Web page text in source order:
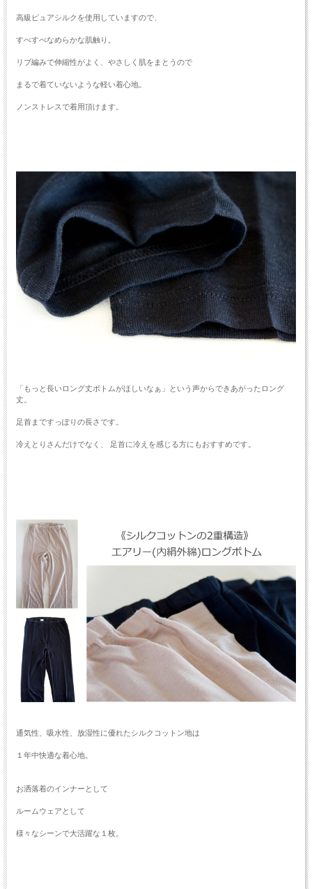
高級ピュアシルクを使用していますので、
すべすべなめらかな肌触り。
リブ編みで伸縮性がよく、やさしく肌をまとうので
まるで着ていないような軽い着心地。
ノンストレスで着用頂けます。
「もっと長いロング丈ボトムがほしいなぁ」という声からできあがったロング
丈。
足首まですっぽりの長さです。
冷えとりさんだけでなく、 足首に冷えを感じる方にもおすすめです。
通気性、吸水性、放湿性に優れたシルクコットン地は
１年中快適な着心地。
お洒落着のインナーとして
ルームウェアとして
様々なシーンで大活躍な１枚。